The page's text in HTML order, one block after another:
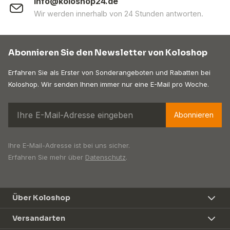
Wir werden innerhalb von 24 Stunden antworten.
Abonnieren Sie den Newsletter von Koloshop
Erfahren Sie als Erster von Sonderangeboten und Rabatten bei
Koloshop. Wir senden Ihnen immer nur eine E-Mail pro Woche.
Abonnieren
Ihre E-Mail-Adresse ist bei uns sicher.
Erfahren Sie mehr über Datenschutz.
Über Koloshop
Versandarten